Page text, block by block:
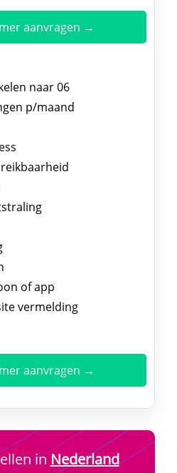
aanvragen →
naar 06
p/maand
of app
vermelding
aanvragen →
inNederland